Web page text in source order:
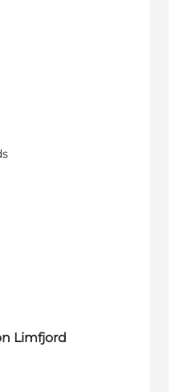
Limfjord